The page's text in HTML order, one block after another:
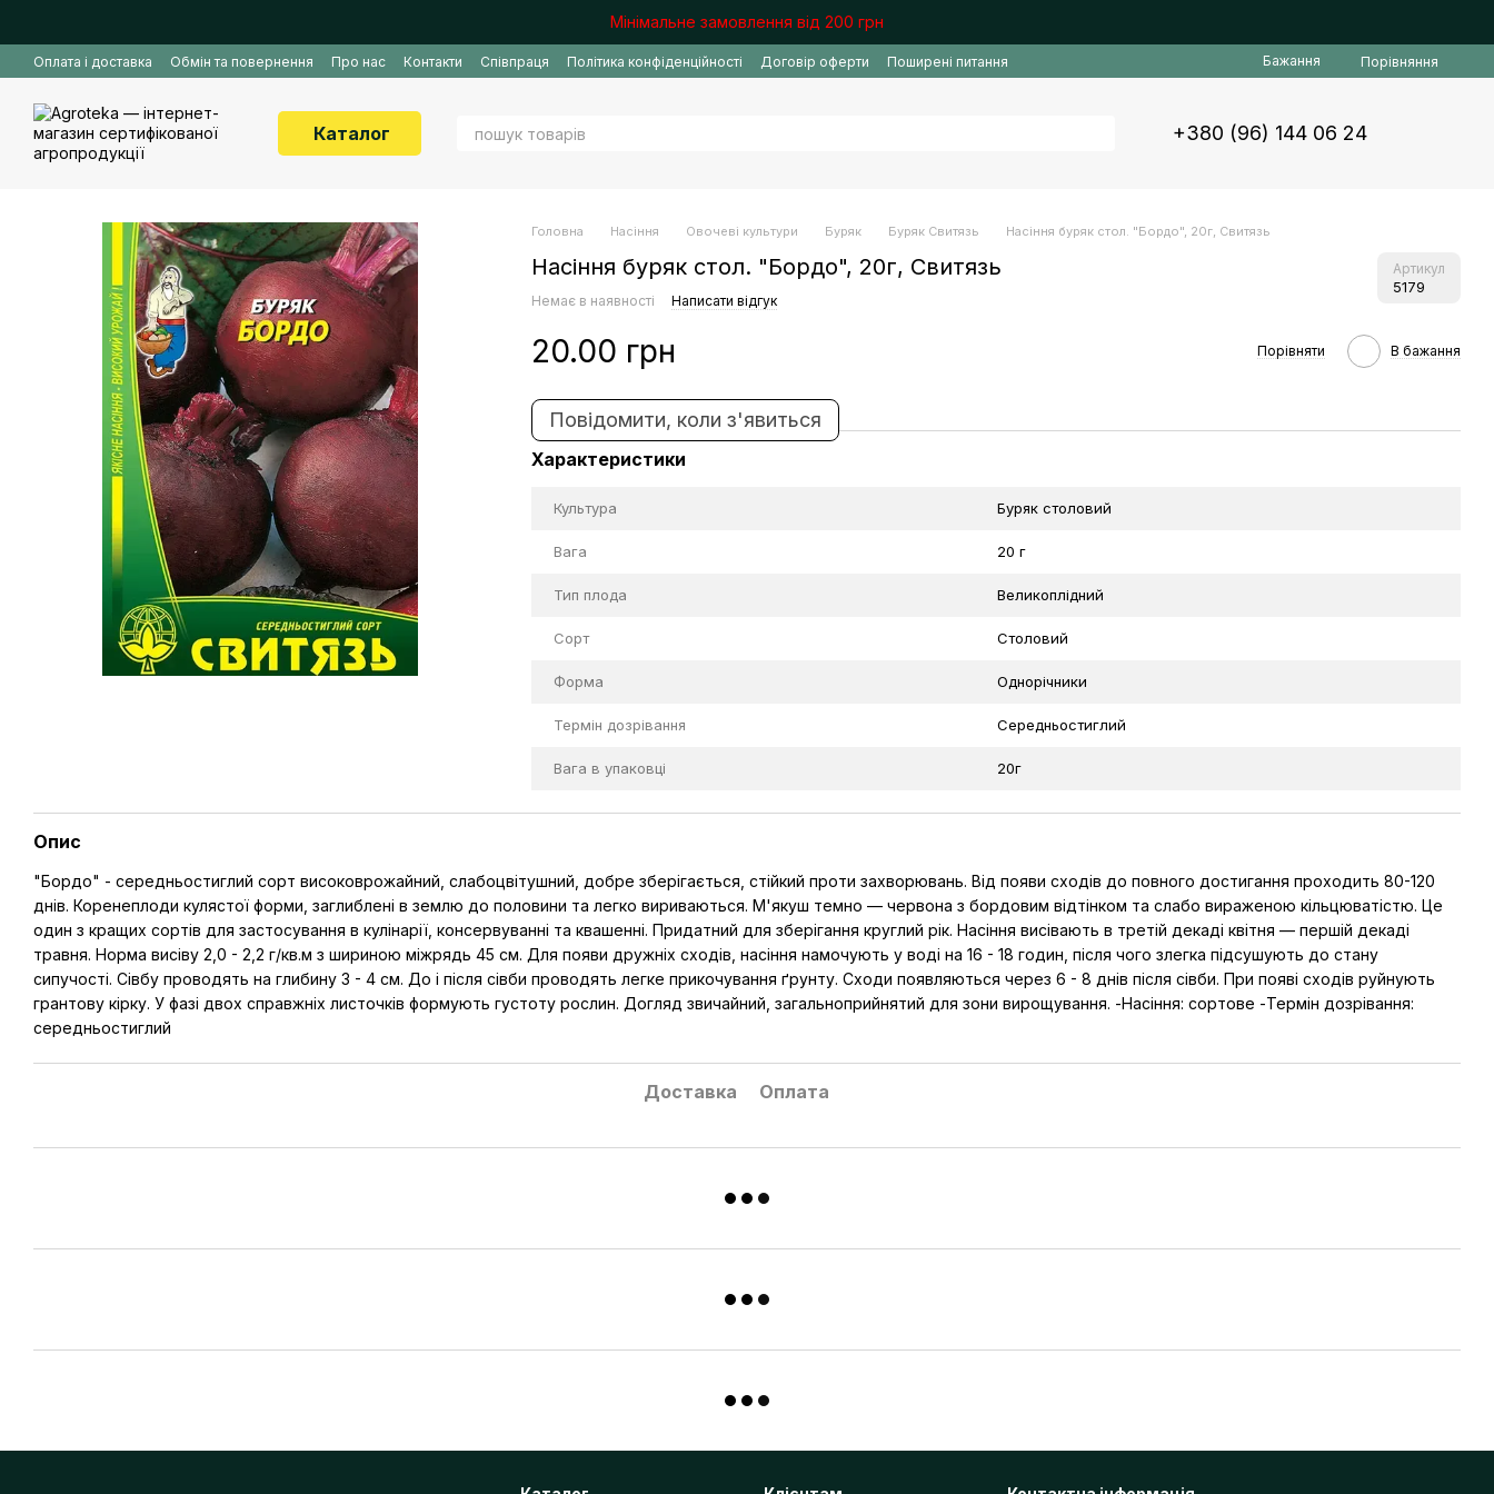
Мінімальне замовлення від 200 грн
Оплата і доставка Обмін та повернення Про нас Контакти Співпраця Політика конфіденційності Договір оферти Поширені питання Бажання Порівняння
Каталог +380 (96) 144 06 24
Головна Насіння Овочеві культури Буряк Буряк Свитязь Насіння буряк стол. "Бордо", 20г, Свитязь
Насіння буряк стол. "Бордо", 20г, Свитязь Артикул
5179
Немає в наявності Написати відгук
20.00 грн Порівняти В бажання
Повідомити, коли з'явиться
Характеристики
Культура Буряк столовий
Вага 20 г
Тип плода Великоплідний
Сорт Столовий
Форма Однорічники
Термін дозрівання Середньостиглий
Вага в упаковці 20г
Опис
"Бордо" - середньостиглий сорт високоврожайний, слабоцвітушний, добре зберігається, стійкий проти захворювань. Від появи сходів до повного достигання проходить 80-120
днів. Коренеплоди кулястої форми, заглиблені в землю до половини та легко вириваються. М'якуш темно — червона з бордовим відтінком та слабо вираженою кільцюватістю. Це
один з кращих сортів для застосування в кулінарії, консервуванні та квашенні. Придатний для зберігання круглий рік. Насіння висівають в третій декаді квітня — першій декаді
травня. Норма висіву 2,0 - 2,2 г/кв.м з шириною міжрядь 45 см. Для появи дружніх сходів, насіння намочують у воді на 16 - 18 годин, після чого злегка підсушують до стану
сипучості. Сівбу проводять на глибину 3 - 4 см. До і після сівби проводять легке прикочування ґрунту. Сходи появляються через 6 - 8 днів після сівби. При появі сходів руйнують
грантову кірку. У фазі двох справжніх листочків формують густоту рослин. Догляд звичайний, загальноприйнятий для зони вирощування. -Насіння: сортове -Термін дозрівання:
середньостиглий
Доставка Оплата